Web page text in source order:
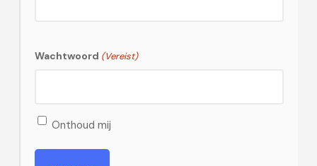
Wachtwoord (Vereist)
Onthoud mij